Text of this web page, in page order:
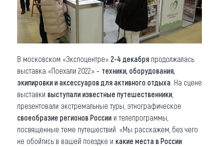
Другие рубрики
В московском «Экспоцентре» 2-4 декабря продолжалась
выставка «Поехали 2022» – техники, оборудования,
экипировки и аксессуаров для активного отдыха . На сцене
выставки выступали известные путешественники
презентовали экстремальные туры, этнографическое
своеобразие регионов России и телепрограммы,
посвященные теме путешествий. «Мы расскажем, без чего
не обойтись в вашей поездке и какие места в России